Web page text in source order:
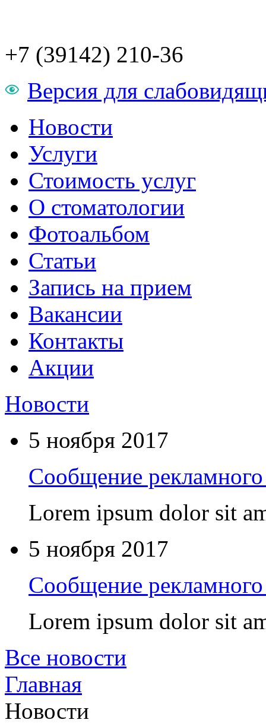
+7 (39142) 210-36
Версия для
Новости
Услуги
Стоимость услуг
О стоматологии
Фотоальбом
Статьи
Запись на прием
Вакансии
Контакты
Акции
Новости
5 ноября 2017
Сообщение рекламного
Lorem ipsum dolor sit
5 ноября 2017
Сообщение рекламного
Lorem ipsum dolor sit
Все новости
Главная
Новости